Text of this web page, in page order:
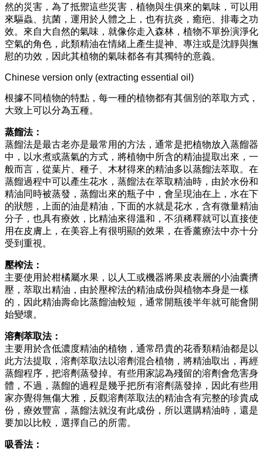
然的災害，為了抵禦這些災害，植物與生俱來的氣味，可以用
來驅蟲、抗菌，運用於人體之上，也有抗炎，癒疤、排毒之功
效。來自大自然的氣味，就像你走入森林，植物不單扮演淨化
空氣的角色，此類精油在情緒上產生提神、專注或是沈靜與撫
慰的功效，因此其植物的氣味都各有其獨特的意義。
Chinese version only (extracting essential oil)
根據不同植物的特點，每一種的植物都有其個別的萃取方式，
大致上可以分為五種。
蒸餾法：
蒸餾法是最古老亦是最常用的方法，通常是把植物放入蒸餾器
中，以水煮或蒸氣的方式，將植物中所含的精油提取出來，一
般而言，從葉片、種子、木材得來的精油多以蒸餾法萃取。在
蒸餾過程中可以產生花水，蒸餾法在萃取精油時，由於水份和
精油同時被蒸發，蒸餾出來的瓶子中，會呈現油在上，水在下
的狀態，上面的油是精油，下面的水就是花水，含有微量精油
分子，也具有療效，比精油來得溫和，不須稀釋就可以直接使
用在皮膚上，在美容上有很明顯的效果，在香薰療法中亦十分
受到重視。
壓榨法：
主要使用於柑橘屬水果，以人工或機器將果皮表層的小油囊擠
壓，萃取出精油，由於壓榨法的精油成份與植物本身是一樣
的，因此精油壽命比蒸餾油較短，通常開瓶後半年就可能會開
始變壞。
溶劑萃取法：
主要用於含低濃度精油的植物，通常昂貴的花香類精油都是以
此方法提取，溶劑萃取法以溶劑混合植物，將精油取出，再經
蒸餾程序，把溶劑蒸發掉。有些用家認為殘留的溶劑會危害身
體，不過，蒸餾的過程是幾乎把所有溶劑蒸發掉，因此有些用
家亦覺得無傷大雅，反觀溶劑萃取法的精油含有完整的珍貴成
份，療效豐富，蒸餾法就沒有此成份，所以選購精油時，還是
要加以比較，選擇自己的所需。
吸香法：